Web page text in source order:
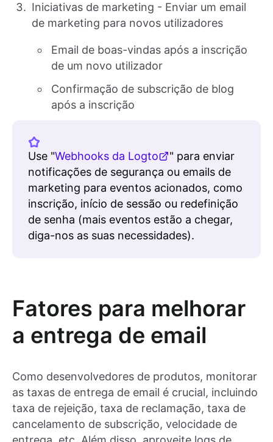
Iniciativas de marketing - Enviar um email
de marketing para novos utilizadores
Email de boas-vindas após a inscrição
de um novo utilizador
Confirmação de subscrição de blog
após a inscrição
Use "Webhooks da Logto
" para enviar
notificações de segurança ou emails de
marketing para eventos acionados, como
inscrição, início de sessão ou redefinição
de senha (mais eventos estão a chegar,
diga-nos as suas necessidades).
Fatores para melhorar
a entrega de email
Como desenvolvedores de produtos, monitorar
as taxas de entrega de email é crucial, incluindo
taxa de rejeição, taxa de reclamação, taxa de
cancelamento de subscrição, velocidade de